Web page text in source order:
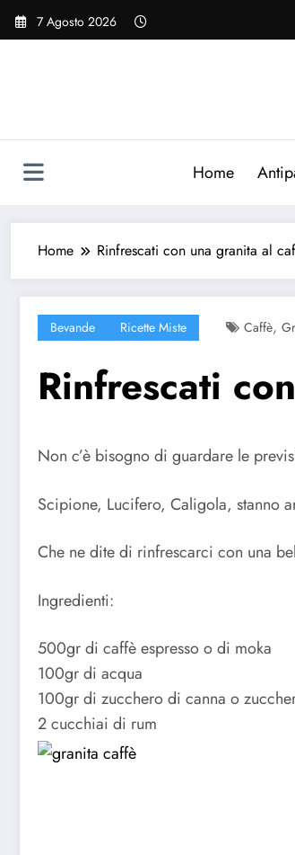
Vai
7 Agosto 2026
Home
Home Rinfrescati con una granita al
Bevande Ricette Miste Caffè,
Rinfrescati
Non c’è bisogno di guardare le
Scipione, Lucifero, Caligola, stanno
Che ne dite di rinfrescarci con una
Ingredienti:
500gr di caffè espresso o di moka
100gr di acqua
100gr di zucchero di canna o
2 cucchiai di rum